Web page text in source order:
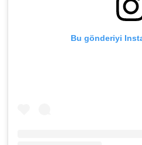
Bu gönderiyi